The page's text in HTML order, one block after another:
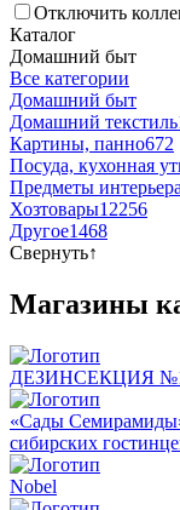
Отключить
Каталог
Домашний быт
Все категории
Домашний быт
Домашний текстиль
Картины, панно672
Посуда, кухонная
Предметы интерьера
Хозтовары12256
Другое1468
Свернуть↑
Магазины
ДЕЗИНСЕКЦИЯ
«Сады
сибирских
Nobel